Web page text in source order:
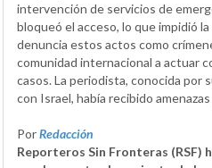
intervención de servicios de
bloqueó el acceso, lo que impidió
denuncia estos actos como
comunidad internacional a actuar
casos. La periodista, conocida por
con Israel, había recibido
PorRedacción
Reporteros Sin Fronteras (RSF)